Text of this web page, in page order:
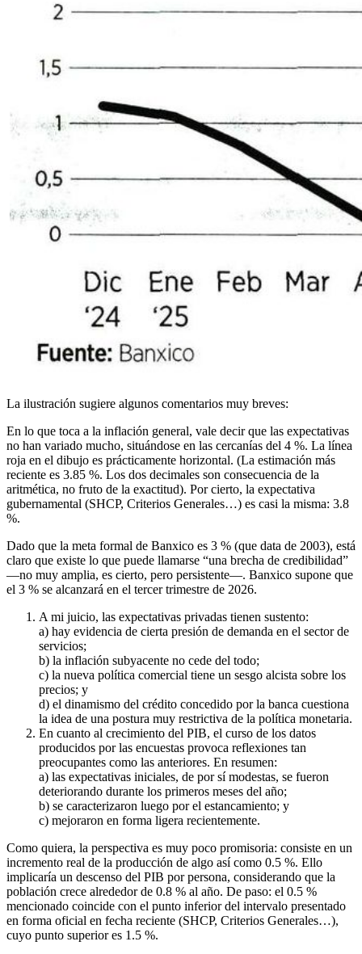
La ilustración sugiere algunos comentarios muy breves:
En lo que toca a la inflación general, vale decir que las expectativas
no han variado mucho, situándose en las cercanías del 4 %. La línea
roja en el dibujo es prácticamente horizontal. (La estimación más
reciente es 3.85 %. Los dos decimales son consecuencia de la
aritmética, no fruto de la exactitud). Por cierto, la expectativa
gubernamental (SHCP, Criterios Generales…) es casi la misma: 3.8
%.
Dado que la meta formal de Banxico es 3 % (que data de 2003), está
claro que existe lo que puede llamarse “una brecha de credibilidad”
—no muy amplia, es cierto, pero persistente—. Banxico supone que
el 3 % se alcanzará en el tercer trimestre de 2026.
A mi juicio, las expectativas privadas tienen sustento:
a) hay evidencia de cierta presión de demanda en el sector de
servicios;
b) la inflación subyacente no cede del todo;
c) la nueva política comercial tiene un sesgo alcista sobre los
precios; y
d) el dinamismo del crédito concedido por la banca cuestiona
la idea de una postura muy restrictiva de la política monetaria.
En cuanto al crecimiento del PIB, el curso de los datos
producidos por las encuestas provoca reflexiones tan
preocupantes como las anteriores. En resumen:
a) las expectativas iniciales, de por sí modestas, se fueron
deteriorando durante los primeros meses del año;
b) se caracterizaron luego por el estancamiento; y
c) mejoraron en forma ligera recientemente.
Como quiera, la perspectiva es muy poco promisoria: consiste en un
incremento real de la producción de algo así como 0.5 %. Ello
implicaría un descenso del PIB por persona, considerando que la
población crece alrededor de 0.8 % al año. De paso: el 0.5 %
mencionado coincide con el punto inferior del intervalo presentado
en forma oficial en fecha reciente (SHCP, Criterios Generales…),
cuyo punto superior es 1.5 %.